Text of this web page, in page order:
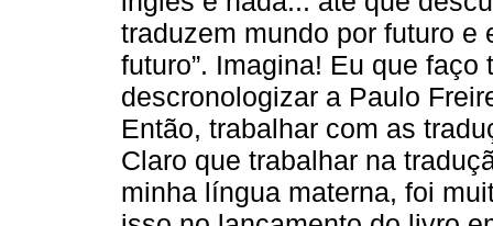
traduzem mundo por futuro e
futuro”. Imagina! Eu que
descronologizar a Paulo
Então, trabalhar com as
Claro que trabalhar na
minha língua materna, foi